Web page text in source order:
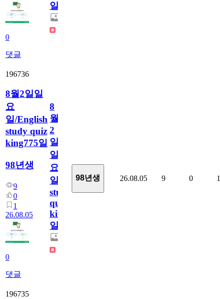
0
댓글
일
196736
8월2일일
요
일/English
study quiz
king775일
98년생
9
0
1
26.08.05
0
댓글
8
월
2
일
일
요
일/English
study
quiz
king775
일
98년생 26.08.05 9 0 1
196735